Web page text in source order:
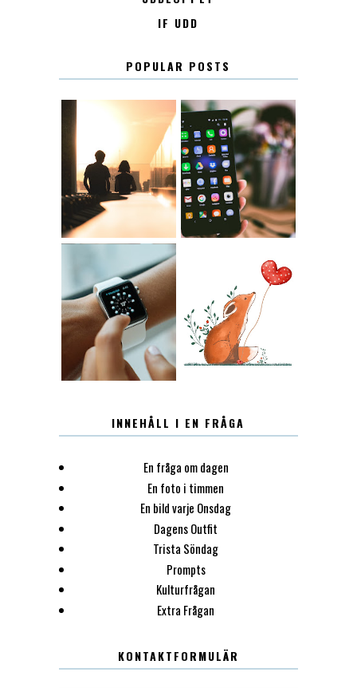
IF UDD
POPULAR POSTS
KONTAKT KONTAKTLISTA
12.30 LUGN
INNEHÅLL I EN FRÅGA
En fråga om dagen
En foto i timmen
En bild varje Onsdag
Dagens Outfit
Trista Söndag
Prompts
Kulturfrågan
Extra Frågan
KONTAKTFORMULÄR